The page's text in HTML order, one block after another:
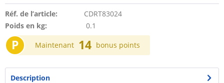
Réf. de l’article:
CDRT83024
Poids en kg:
0.1
P Maintenant 14 bonus points
Description